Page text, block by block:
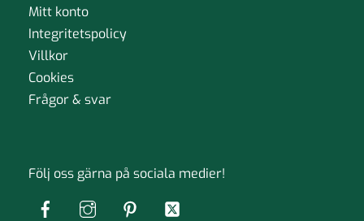
Mitt konto
Integritetspolicy
Villkor
Cookies
Frågor & svar
Följ oss gärna på sociala medier!